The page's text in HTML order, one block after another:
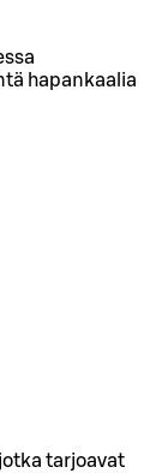
hapankaalia
tarjoavat